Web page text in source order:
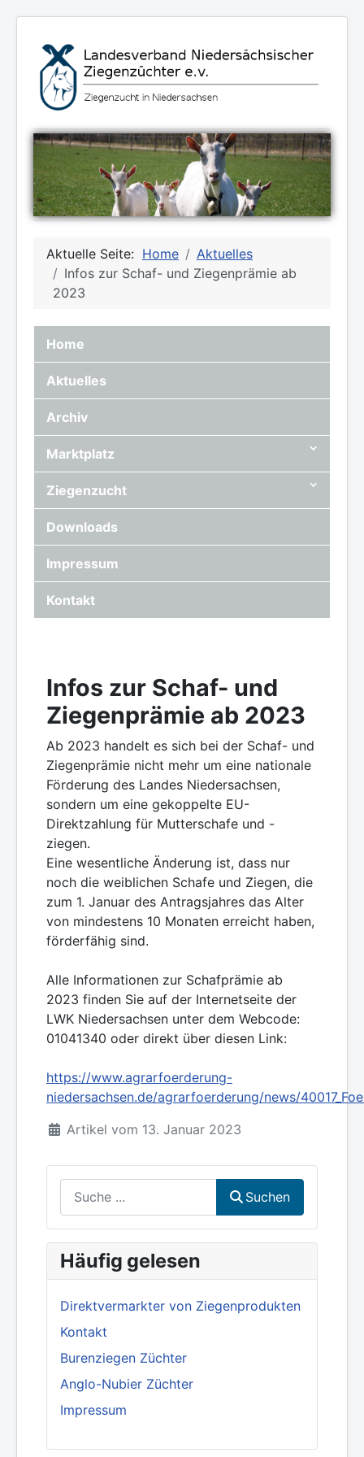
Aktuelle Seite: Home
Aktuelles
Infos zur Schaf- und Ziegenprämie ab
2023
Home
Aktuelles
Archiv
Marktplatz
Ziegenzucht
Downloads
Impressum
Kontakt
Infos zur Schaf- und
Ziegenprämie ab 2023
Ab 2023 handelt es sich bei der Schaf- und
Ziegenprämie nicht mehr um eine nationale
Förderung des Landes Niedersachsen,
sondern um eine gekoppelte EU-
Direktzahlung für Mutterschafe und -
ziegen.
Eine wesentliche Änderung ist, dass nur
noch die weiblichen Schafe und Ziegen, die
zum 1. Januar des Antragsjahres das Alter
von mindestens 10 Monaten erreicht haben,
förderfähig sind.
Alle Informationen zur Schafprämie ab
2023 finden Sie auf der Internetseite der
LWK Niedersachsen unter dem Webcode:
01041340 oder direkt über diesen Link:
https://www.agrarfoerderung-
niedersachsen.de/agrarfoerderung/news/
Artikel vom 13. Januar 2023
Suchen
Häufig gelesen
Direktvermarkter von Ziegenprodukten
Kontakt
Burenziegen Züchter
Anglo-Nubier Züchter
Impressum